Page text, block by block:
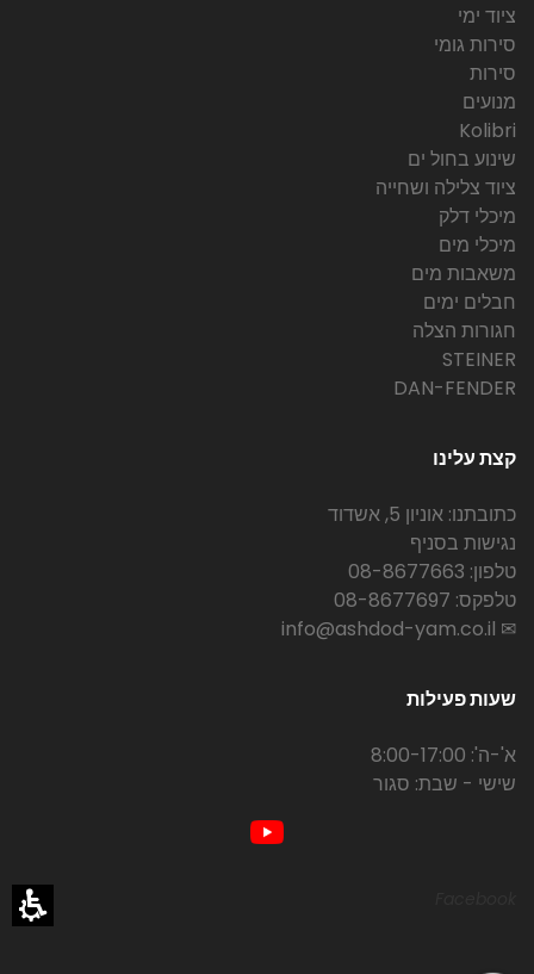
ציוד ימי
סירות גומי
סירות
מנועים
Kolibri
שינוע בחול ים
ציוד צלילה ושחייה
מיכלי דלק
מיכלי מים
משאבות מים
חבלים ימים
חגורות הצלה
STEINER
DAN-FENDER
קצת עלינו
כתובתנו: אוניון 5, אשדוד
נגישות בסניף
טלפון: 08-8677663
טלפקס: 08-8677697
✉ info@ashdod-yam.co.il
שעות פעילות
א'-ה': 8:00-17:00
שישי - שבת: סגור